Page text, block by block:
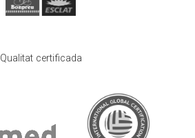
Qualitat certificada